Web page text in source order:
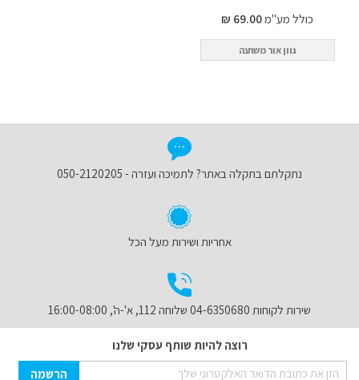
כולל מע"מ69.00 ₪
גוון אור משתנה
נתקלתם בתקלה באתר? לתמיכה ועזרה - 050-2120205
אחריות ושירות מעל הכל
שירות לקוחות 04-6350680 שלוחה 112, א'-ה', 16:00-08:00
רוצה להיות שותף עסקי שלנו
Sign
הרשמה